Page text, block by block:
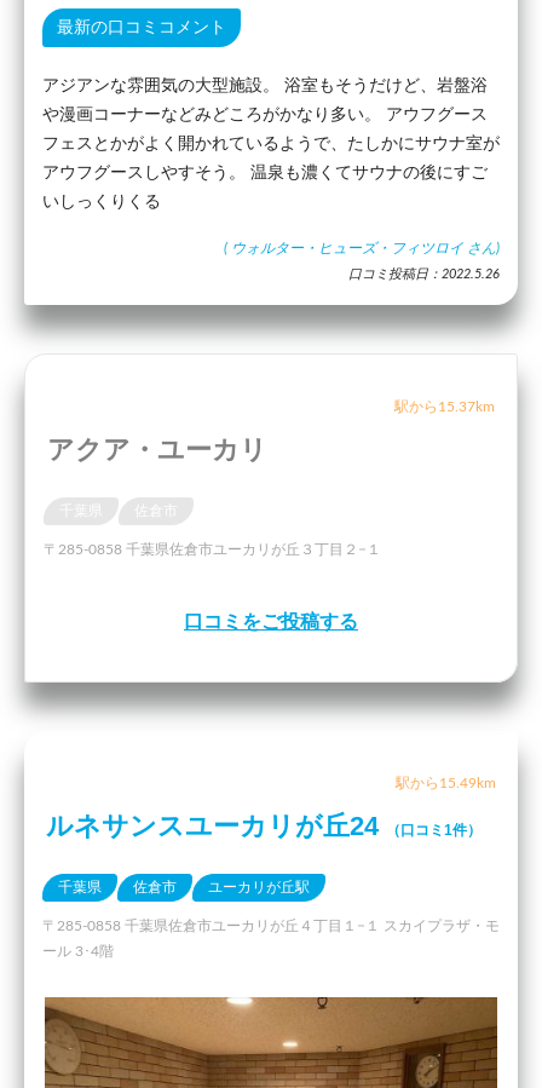
最新の口コミコメント
アジアンな雰囲気の大型施設。 浴室もそうだけど、岩盤浴
や漫画コーナーなどみどころがかなり多い。 アウフグース
フェスとかがよく開かれているようで、たしかにサウナ室が
アウフグースしやすそう。 温泉も濃くてサウナの後にすご
いしっくりくる
( ウォルター・ヒューズ・フィツロイ さん)
口コミ投稿日：2022.5.26
駅から15.37km
アクア・ユーカリ
千葉県
〒285-0858 千葉県佐倉市ユーカリが丘３丁目２−１
口コミをご投稿する
駅から15.49km
ルネサンスユーカリが丘24 （口コミ1件）
千葉県 佐倉市 ユーカリが丘駅
〒285-0858 千葉県佐倉市ユーカリが丘４丁目１−１ スカイプラザ・モ
ール 3･4階